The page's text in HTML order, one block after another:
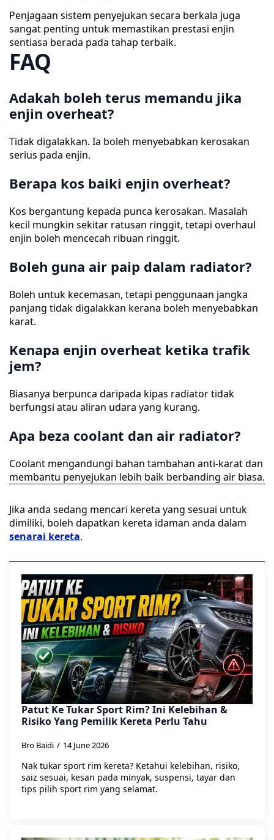
Penjagaan sistem penyejukan secara berkala juga
sangat penting untuk memastikan prestasi enjin
sentiasa berada pada tahap terbaik.
FAQ
Adakah boleh terus memandu jika
enjin overheat?
Tidak digalakkan. Ia boleh menyebabkan kerosakan
serius pada enjin.
Berapa kos baiki enjin overheat?
Kos bergantung kepada punca kerosakan. Masalah
kecil mungkin sekitar ratusan ringgit, tetapi overhaul
enjin boleh mencecah ribuan ringgit.
Boleh guna air paip dalam radiator?
Boleh untuk kecemasan, tetapi penggunaan jangka
panjang tidak digalakkan kerana boleh menyebabkan
karat.
Kenapa enjin overheat ketika trafik
jem?
Biasanya berpunca daripada kipas radiator tidak
berfungsi atau aliran udara yang kurang.
Apa beza coolant dan air radiator?
Coolant mengandungi bahan tambahan anti-karat dan
membantu penyejukan lebih baik berbanding air biasa.
Jika anda sedang mencari kereta yang sesuai untuk
dimiliki, boleh dapatkan kereta idaman anda dalam
senarai kereta.
Patut Ke Tukar Sport Rim? Ini Kelebihan &
Risiko Yang Pemilik Kereta Perlu Tahu
Bro Baidi 14 June 2026
Nak tukar sport rim kereta? Ketahui kelebihan, risiko,
saiz sesuai, kesan pada minyak, suspensi, tayar dan
tips pilih sport rim yang selamat.